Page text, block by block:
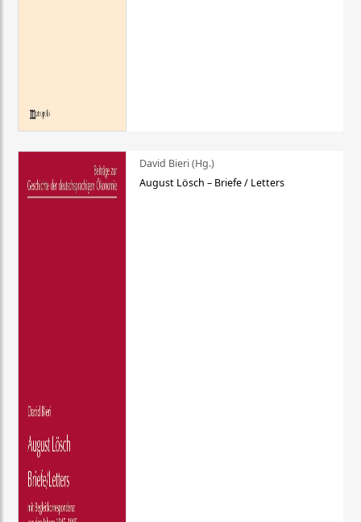
David Bieri (Hg.)
August Lösch – Briefe / Letters